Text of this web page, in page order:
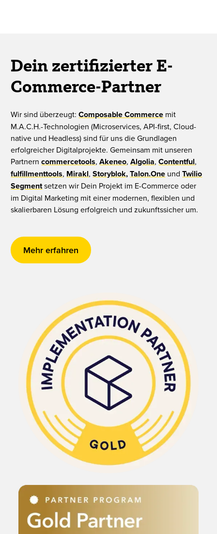
Dein zertifizierter E-
Commerce-Partner
Wir sind überzeugt:Composable Commerce mit
M.A.C.H.-Technologien (Microservices, API-first, Cloud-
native und Headless) sind für uns die Grundlagen
erfolgreicher Digitalprojekte. Gemeinsam mit unseren
Partnerncommercetools,Akeneo,Algolia,Contentful,
fulfillmenttools, Mirakl,Storyblok,Talon.One undTwilio
Segmentsetzen wir Dein Projekt im E-Commerce oder
im Digital Marketing mit einer modernen, flexiblen und
skalierbaren Lösung erfolgreich und zukunftssicher um.
Mehr erfahren